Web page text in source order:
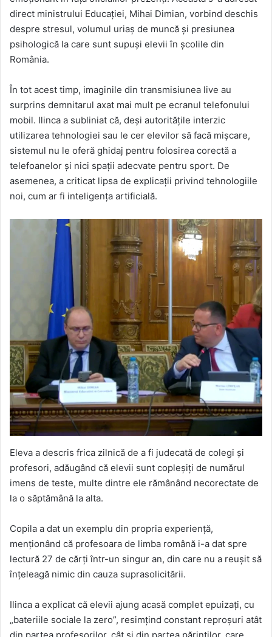
direct ministrului Educației, Mihai Dimian, vorbind deschis
despre stresul, volumul uriaș de muncă și presiunea
psihologică la care sunt supuși elevii în școlile din
România.
În tot acest timp, imaginile din transmisiunea live au
surprins demnitarul axat mai mult pe ecranul telefonului
mobil. Ilinca a subliniat că, deși autoritățile interzic
utilizarea tehnologiei sau le cer elevilor să facă mișcare,
sistemul nu le oferă ghidaj pentru folosirea corectă a
telefoanelor și nici spații adecvate pentru sport. De
asemenea, a criticat lipsa de explicații privind tehnologiile
noi, cum ar fi inteligența artificială.
Eleva a descris frica zilnică de a fi judecată de colegi și
profesori, adăugând că elevii sunt copleșiți de numărul
imens de teste, multe dintre ele rămânând necorectate de
la o săptămână la alta.
Copila a dat un exemplu din propria experiență,
menționând că profesoara de limba română i-a dat spre
lectură 27 de cărți într-un singur an, din care nu a reușit să
înțeleagă nimic din cauza suprasolicitării.
Ilinca a explicat că elevii ajung acasă complet epuizați, cu
„bateriile sociale la zero”, resimțind constant reproșuri atât
din partea profesorilor, cât și din partea părinților, care